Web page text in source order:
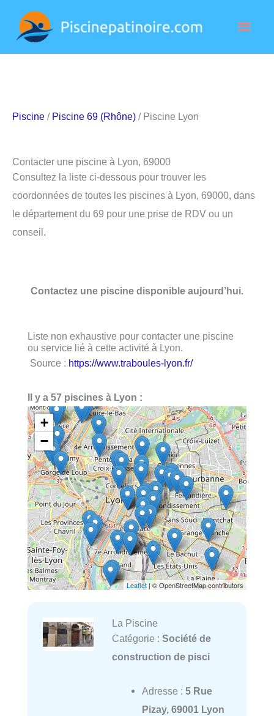
contenu
Piscine / Piscine 69 (Rhône) / Piscine Lyon
Contacter une piscine à Lyon, 69000
Consultez la liste ci-dessous pour trouver les
coordonnées de toutes les piscines à Lyon, 69000, dans
le département du 69 pour une prise de RDV ou un
conseil.
Contactez une piscine disponible aujourd’hui.
Liste non exhaustive pour contacter une piscine
ou service lié à cette activité à Lyon.
Source : https://www.traboules-lyon.fr/
Il y a 57 piscines à Lyon :
+
−
Leaflet| © OpenStreetMap contributors
La Piscine
Catégorie : Société de
construction de pisci
Adresse : 5 Rue
Pizay, 69001 Lyon